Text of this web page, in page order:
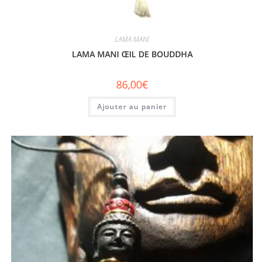
LAMA MANI
LAMA MANI ŒIL DE BOUDDHA
86,00€
Ajouter au panier